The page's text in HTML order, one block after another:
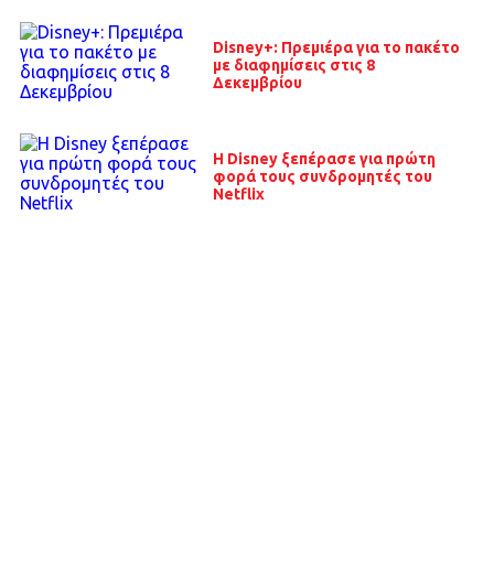
Disney+: Πρεμιέρα για το πακέτο
με διαφημίσεις στις 8
Δεκεμβρίου
Η Disney ξεπέρασε για πρώτη
φορά τους συνδρομητές του
Netflix